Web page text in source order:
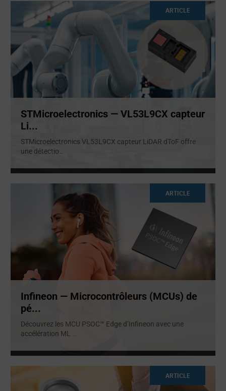
ARTICLE
STMicroelectronics — VL53L9CX capteur
Li...
STMicroelectronics VL53L9CX capteur LiDAR dToF offre
une détectio...
ARTICLE
Infineon — Microcontrôleurs (MCUs) de
pé...
Découvrez les MCU PSOC™ Edge d’Infineon avec une
accélération ML
...
ARTICLE